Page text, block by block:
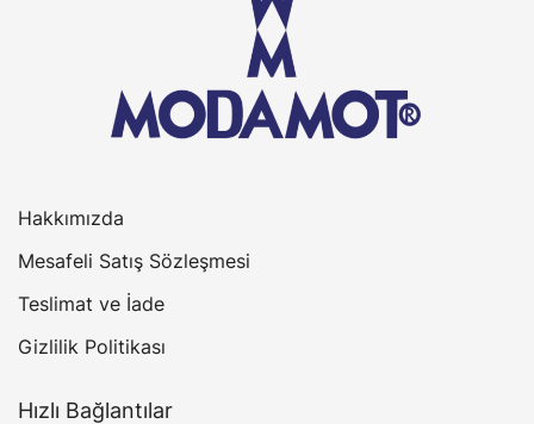
Hakkımızda
Mesafeli Satış Sözleşmesi
Teslimat ve İade
Gizlilik Politikası
Hızlı Bağlantılar